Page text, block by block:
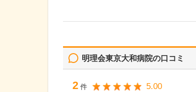
明理会東京大和病院の口コミ
2 件 5.00